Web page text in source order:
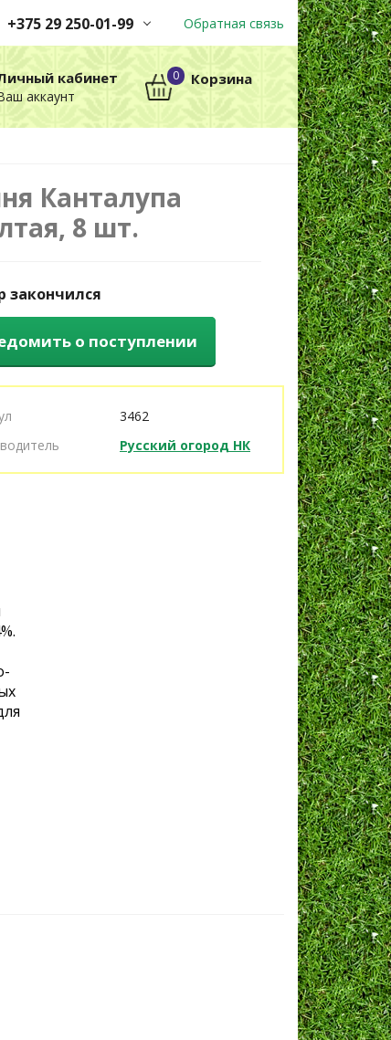
+375 29 250-01-99
через корзину
без выходных
Обратная связь
кабинет
аккаунт
0 Корзина
Канталупа
8 шт.
закончился
о поступлении
3462
Русский огород НК